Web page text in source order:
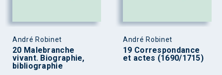
André Robinet
20 Malebranche
vivant. Biographie,
bibliographie
André Robinet
19 Correspondance
et actes (1690/1715)